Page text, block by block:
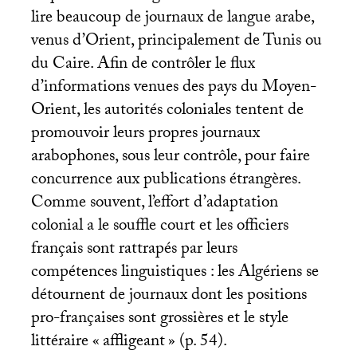
lire beaucoup de journaux de langue arabe,
venus d’Orient, principalement de Tunis ou
du Caire. Afin de contrôler le flux
d’informations venues des pays du Moyen-
Orient, les autorités coloniales tentent de
promouvoir leurs propres journaux
arabophones, sous leur contrôle, pour faire
concurrence aux publications étrangères.
Comme souvent, l’effort d’adaptation
colonial a le souffle court et les officiers
français sont rattrapés par leurs
compétences linguistiques : les Algériens se
détournent de journaux dont les positions
pro-françaises sont grossières et le style
littéraire «affligeant» (p. 54).